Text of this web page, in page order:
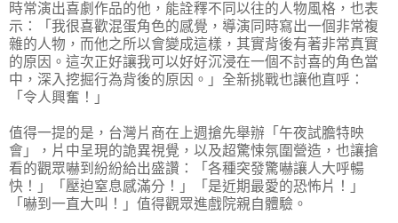
時常演出喜劇作品的他，能詮釋不同以往的人物風格，也表
示：「我很喜歡混蛋角色的感覺，導演同時寫出一個非常複
雜的人物，而他之所以會變成這樣，其實背後有著非常真實
的原因。這次正好讓我可以好好沉浸在一個不討喜的角色當
中，深入挖掘行為背後的原因。」全新挑戰也讓他直呼：
「令人興奮！」
值得一提的是，台灣片商在上週搶先舉辦「午夜試膽特映
會」，片中呈現的詭異視覺，以及超驚悚氛圍營造，也讓搶
看的觀眾嚇到紛紛給出盛讚：「各種突發驚嚇讓人大呼暢
快！」「壓迫窒息感滿分！」「是近期最愛的恐怖片！」
「嚇到一直大叫！」值得觀眾進戲院親自體驗。